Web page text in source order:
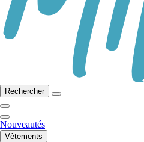
Rechercher
Nouveautés
Vêtements